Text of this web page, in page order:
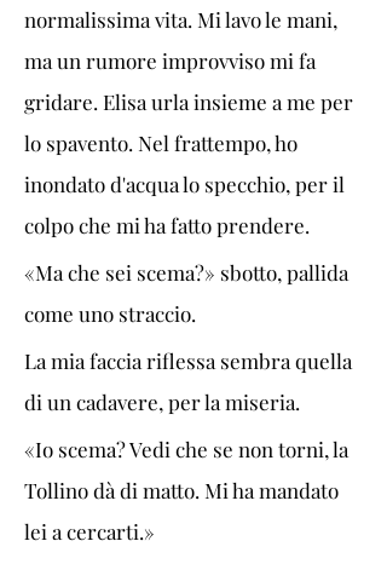
normalissima vita. Mi lavo le mani,
ma un rumore improvviso mi fa
gridare. Elisa urla insieme a me per
lo spavento. Nel frattempo, ho
inondato d'acqua lo specchio, per il
colpo che mi ha fatto prendere.
«Ma che sei scema?» sbotto, pallida
come uno straccio.
La mia faccia riflessa sembra quella
di un cadavere, per la miseria.
«Io scema? Vedi che se non torni, la
Tollino dà di matto. Mi ha mandato
lei a cercarti.»